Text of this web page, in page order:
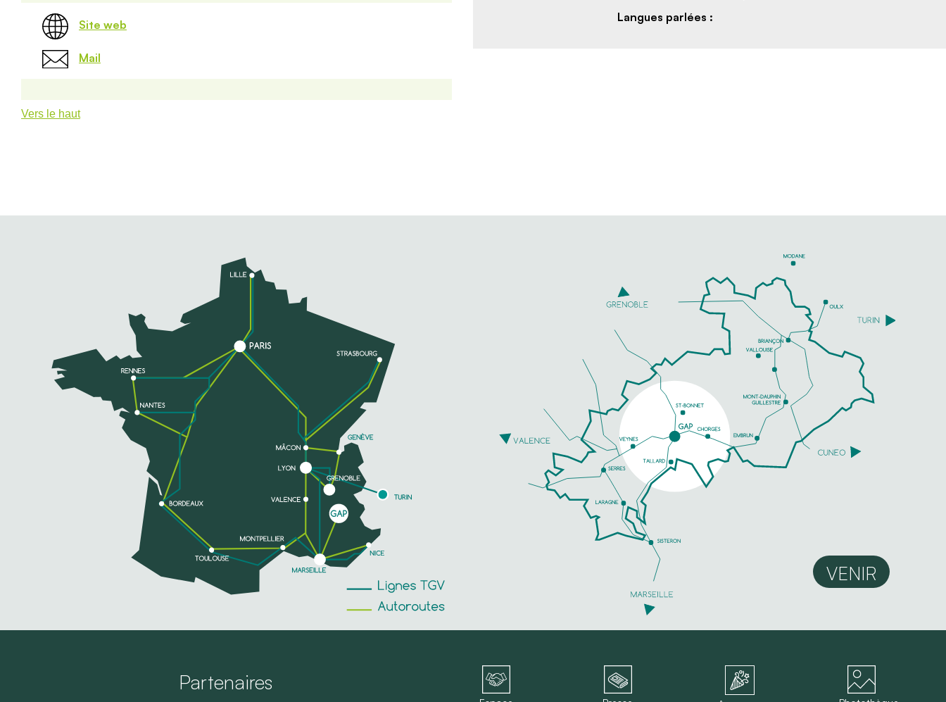
Site web
Mail
Vers le haut
Langues parlées :
VENIR
Partenaires